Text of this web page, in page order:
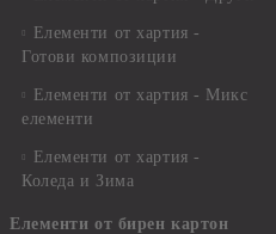
Елементи от хартия -
Готови композиции
Елементи от хартия - Микс
елементи
Елементи от хартия -
Коледа и Зима
Елементи от бирен картон